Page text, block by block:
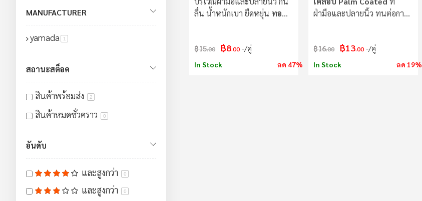
ลื่น น้ำหนักเบา ยืดหยุ่น ทอ
฿15.00 ฿8.00 /คู่
In Stock ลด 47%
ฝ่ามือและปลายนิ้ว ทนต่อการ
฿16.00 ฿13.00 /คู่
In Stock ลด 19%
MANUFACTURER
yamada 1
สถานะสต็อค
สินค้าพร้อมส่ง 2
สินค้าหมดชั่วคราว 0
อันดับ
และสูงกว่า 0
และสูงกว่า 0